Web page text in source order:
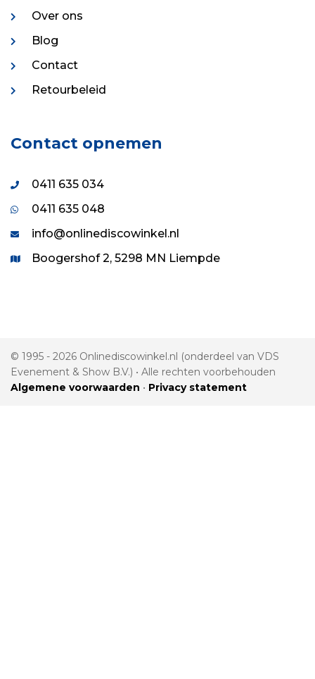
Over ons
Blog
Contact
Retourbeleid
Contact opnemen
0411 635 034
0411 635 048
info@onlinediscowinkel.nl
Boogershof 2, 5298 MN Liempde
© 1995 - 2026 Onlinediscowinkel.nl (onderdeel van VDS
Evenement & Show B.V.) • Alle rechten voorbehouden
Algemene voorwaarden • Privacy statement